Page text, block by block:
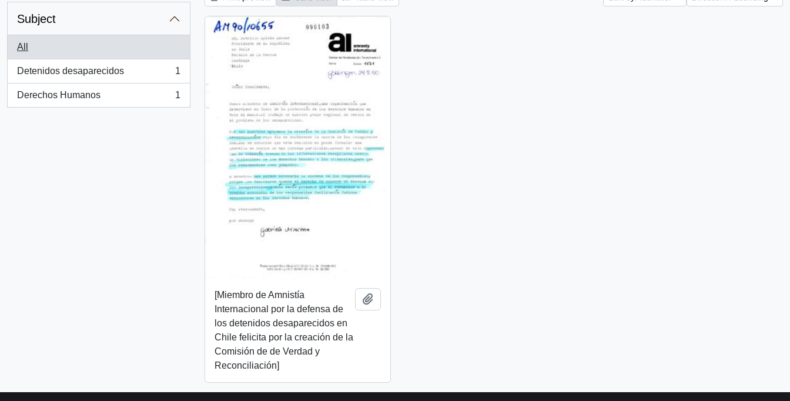
Subject
All
Detenidos desaparecidos
, 1 results
1
Derechos Humanos
, 1 results
1
[Miembro de Amnistía
Internacional por la defensa de
los detenidos desaparecidos en
Chile felicita por la creación de la
Comisión de de Verdad y
Reconciliación]